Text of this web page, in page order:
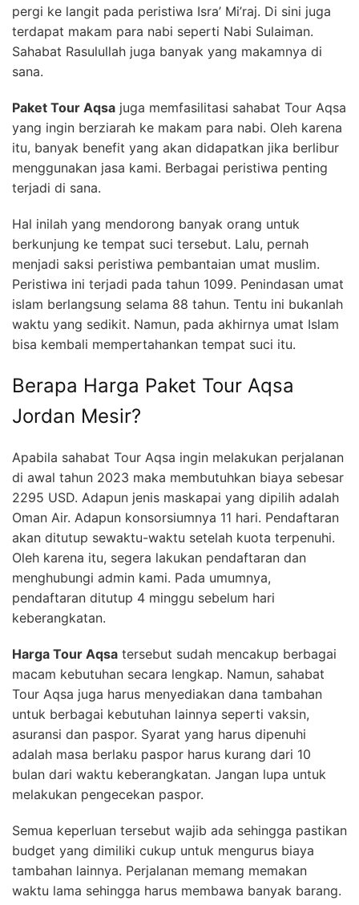
pergi ke langit pada peristiwa Isra’ Mi’raj. Di sini juga
terdapat makam para nabi seperti Nabi Sulaiman.
Sahabat Rasulullah juga banyak yang makamnya di
sana.
Paket Tour Aqsa juga memfasilitasi sahabat Tour Aqsa
yang ingin berziarah ke makam para nabi. Oleh karena
itu, banyak benefit yang akan didapatkan jika berlibur
menggunakan jasa kami. Berbagai peristiwa penting
terjadi di sana.
Hal inilah yang mendorong banyak orang untuk
berkunjung ke tempat suci tersebut. Lalu, pernah
menjadi saksi peristiwa pembantaian umat muslim.
Peristiwa ini terjadi pada tahun 1099. Penindasan umat
islam berlangsung selama 88 tahun. Tentu ini bukanlah
waktu yang sedikit. Namun, pada akhirnya umat Islam
bisa kembali mempertahankan tempat suci itu.
Berapa Harga Paket Tour Aqsa
Jordan Mesir?
Apabila sahabat Tour Aqsa ingin melakukan perjalanan
di awal tahun 2023 maka membutuhkan biaya sebesar
2295 USD. Adapun jenis maskapai yang dipilih adalah
Oman Air. Adapun konsorsiumnya 11 hari. Pendaftaran
akan ditutup sewaktu-waktu setelah kuota terpenuhi.
Oleh karena itu, segera lakukan pendaftaran dan
menghubungi admin kami. Pada umumnya,
pendaftaran ditutup 4 minggu sebelum hari
keberangkatan.
Harga Tour Aqsa tersebut sudah mencakup berbagai
macam kebutuhan secara lengkap. Namun, sahabat
Tour Aqsa juga harus menyediakan dana tambahan
untuk berbagai kebutuhan lainnya seperti vaksin,
asuransi dan paspor. Syarat yang harus dipenuhi
adalah masa berlaku paspor harus kurang dari 10
bulan dari waktu keberangkatan. Jangan lupa untuk
melakukan pengecekan paspor.
Semua keperluan tersebut wajib ada sehingga pastikan
budget yang dimiliki cukup untuk mengurus biaya
tambahan lainnya. Perjalanan memang memakan
waktu lama sehingga harus membawa banyak barang.